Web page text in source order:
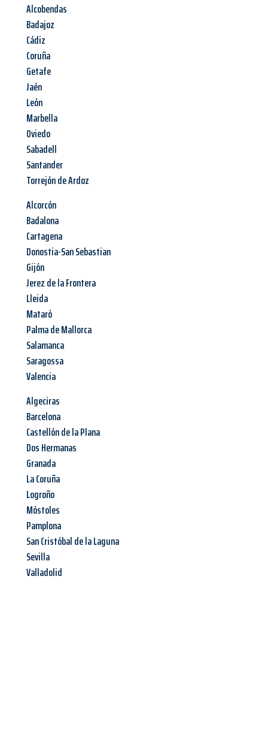
Alcobendas
Badajoz
Cádiz
Coruña
Getafe
Jaén
León
Marbella
Oviedo
Sabadell
Santander
Torrejón de Ardoz
Alcorcón
Badalona
Cartagena
Donostia-San Sebastian
Gijón
Jerez de la Frontera
Lleida
Mataró
Palma de Mallorca
Salamanca
Saragossa
Valencia
Algeciras
Barcelona
Castellón de la Plana
Dos Hermanas
Granada
La Coruña
Logroño
Móstoles
Pamplona
San Cristóbal de la Laguna
Sevilla
Valladolid